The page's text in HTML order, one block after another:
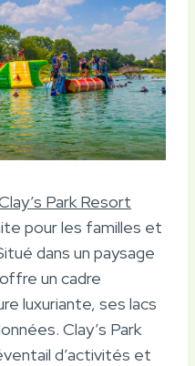
Park Resort
pour les familles et
dans un paysage
un cadre
luxuriante, ses lacs
Clay’s Park
d’activités et